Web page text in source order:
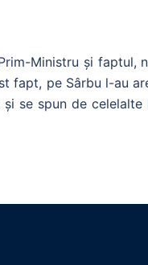
Ministru și faptul,
fapt, pe Sârbu l-au
se spun de